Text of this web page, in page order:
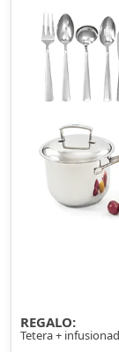
REGALO:
Tetera +